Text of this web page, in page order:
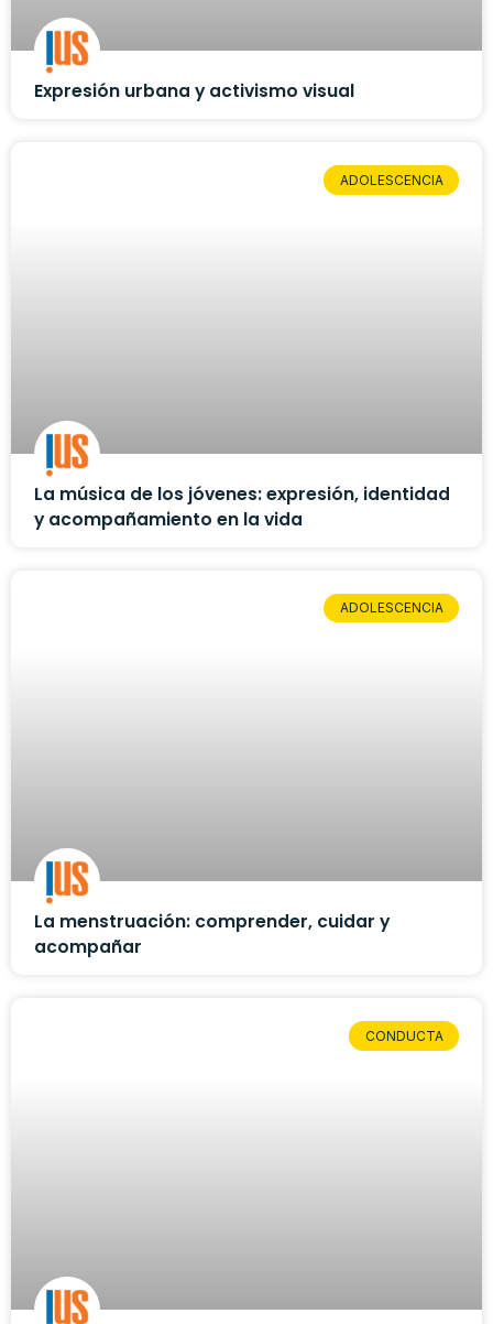
Expresión urbana y activismo visual
ADOLESCENCIA
La música de los jóvenes: expresión, identidad
y acompañamiento en la vida
ADOLESCENCIA
La menstruación: comprender, cuidar y
acompañar
CONDUCTA